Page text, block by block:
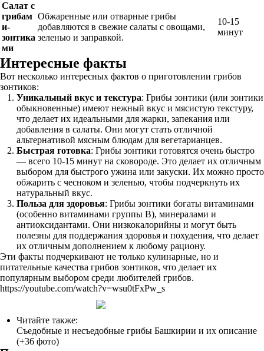
Салат с
грибам
и-
зонтика
ми
Обжаренные или отварные грибы
добавляются в свежие салаты с овощами,
зеленью и заправкой.
10-15
минут
Интересные факты
Вот несколько интересных фактов о приготовлении грибов
зонтиков:
Уникальный вкус и текстура: Грибы зонтики (или зонтики
обыкновенные) имеют нежный вкус и мясистую текстуру,
что делает их идеальными для жарки, запекания или
добавления в салаты. Они могут стать отличной
альтернативой мясным блюдам для вегетарианцев.
Быстрая готовка: Грибы зонтики готовятся очень быстро
— всего 10-15 минут на сковороде. Это делает их отличным
выбором для быстрого ужина или закуски. Их можно просто
обжарить с чесноком и зеленью, чтобы подчеркнуть их
натуральный вкус.
Польза для здоровья: Грибы зонтики богаты витаминами
(особенно витаминами группы B), минералами и
антиоксидантами. Они низкокалорийны и могут быть
полезны для поддержания здоровья и похудения, что делает
их отличным дополнением к любому рациону.
Эти факты подчеркивают не только кулинарные, но и
питательные качества грибов зонтиков, что делает их
популярным выбором среди любителей грибов.
https://youtube.com/watch?v=wsu0tFxPw_s
Читайте также:
Съедобные и несъедобные грибы Башкирии и их описание
(+36 фото)